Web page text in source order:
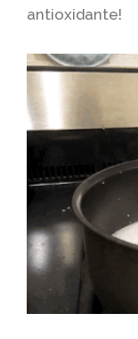
antioxidante!